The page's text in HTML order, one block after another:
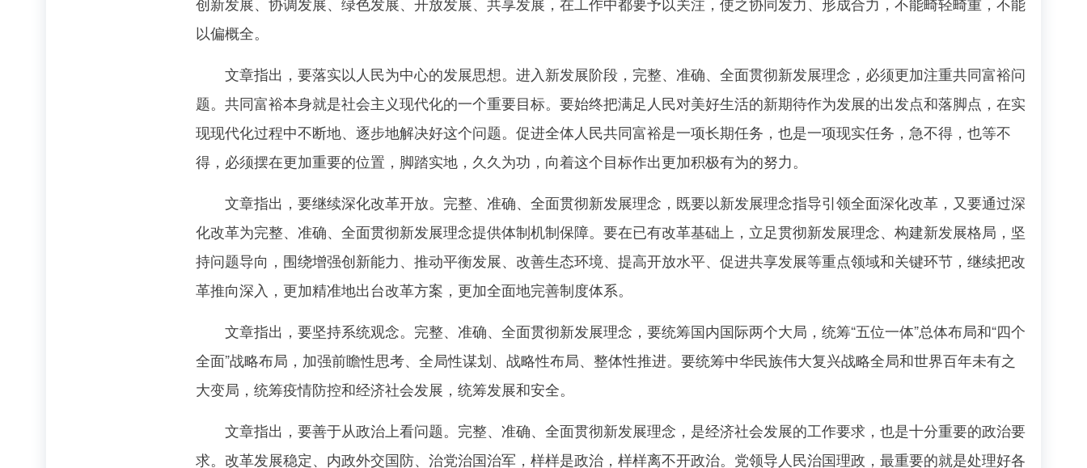
创新发展、协调发展、绿色发展、开放发展、共享发展，在工作中都要予以关注，使之协同发力、形成合力，不能畸轻畸重，不能
以偏概全。
文章指出，要落实以人民为中心的发展思想。进入新发展阶段，完整、准确、全面贯彻新发展理念，必须更加注重共同富裕问
题。共同富裕本身就是社会主义现代化的一个重要目标。要始终把满足人民对美好生活的新期待作为发展的出发点和落脚点，在实
现现代化过程中不断地、逐步地解决好这个问题。促进全体人民共同富裕是一项长期任务，也是一项现实任务，急不得，也等不
得，必须摆在更加重要的位置，脚踏实地，久久为功，向着这个目标作出更加积极有为的努力。
文章指出，要继续深化改革开放。完整、准确、全面贯彻新发展理念，既要以新发展理念指导引领全面深化改革，又要通过深
化改革为完整、准确、全面贯彻新发展理念提供体制机制保障。要在已有改革基础上，立足贯彻新发展理念、构建新发展格局，坚
持问题导向，围绕增强创新能力、推动平衡发展、改善生态环境、提高开放水平、促进共享发展等重点领域和关键环节，继续把改
革推向深入，更加精准地出台改革方案，更加全面地完善制度体系。
文章指出，要坚持系统观念。完整、准确、全面贯彻新发展理念，要统筹国内国际两个大局，统筹“五位一体”总体布局和“四个
全面”战略布局，加强前瞻性思考、全局性谋划、战略性布局、整体性推进。要统筹中华民族伟大复兴战略全局和世界百年未有之
大变局，统筹疫情防控和经济社会发展，统筹发展和安全。
文章指出，要善于从政治上看问题。完整、准确、全面贯彻新发展理念，是经济社会发展的工作要求，也是十分重要的政治要
求。改革发展稳定、内政外交国防、治党治国治军，样样是政治，样样离不开政治。党领导人民治国理政，最重要的就是处理好各